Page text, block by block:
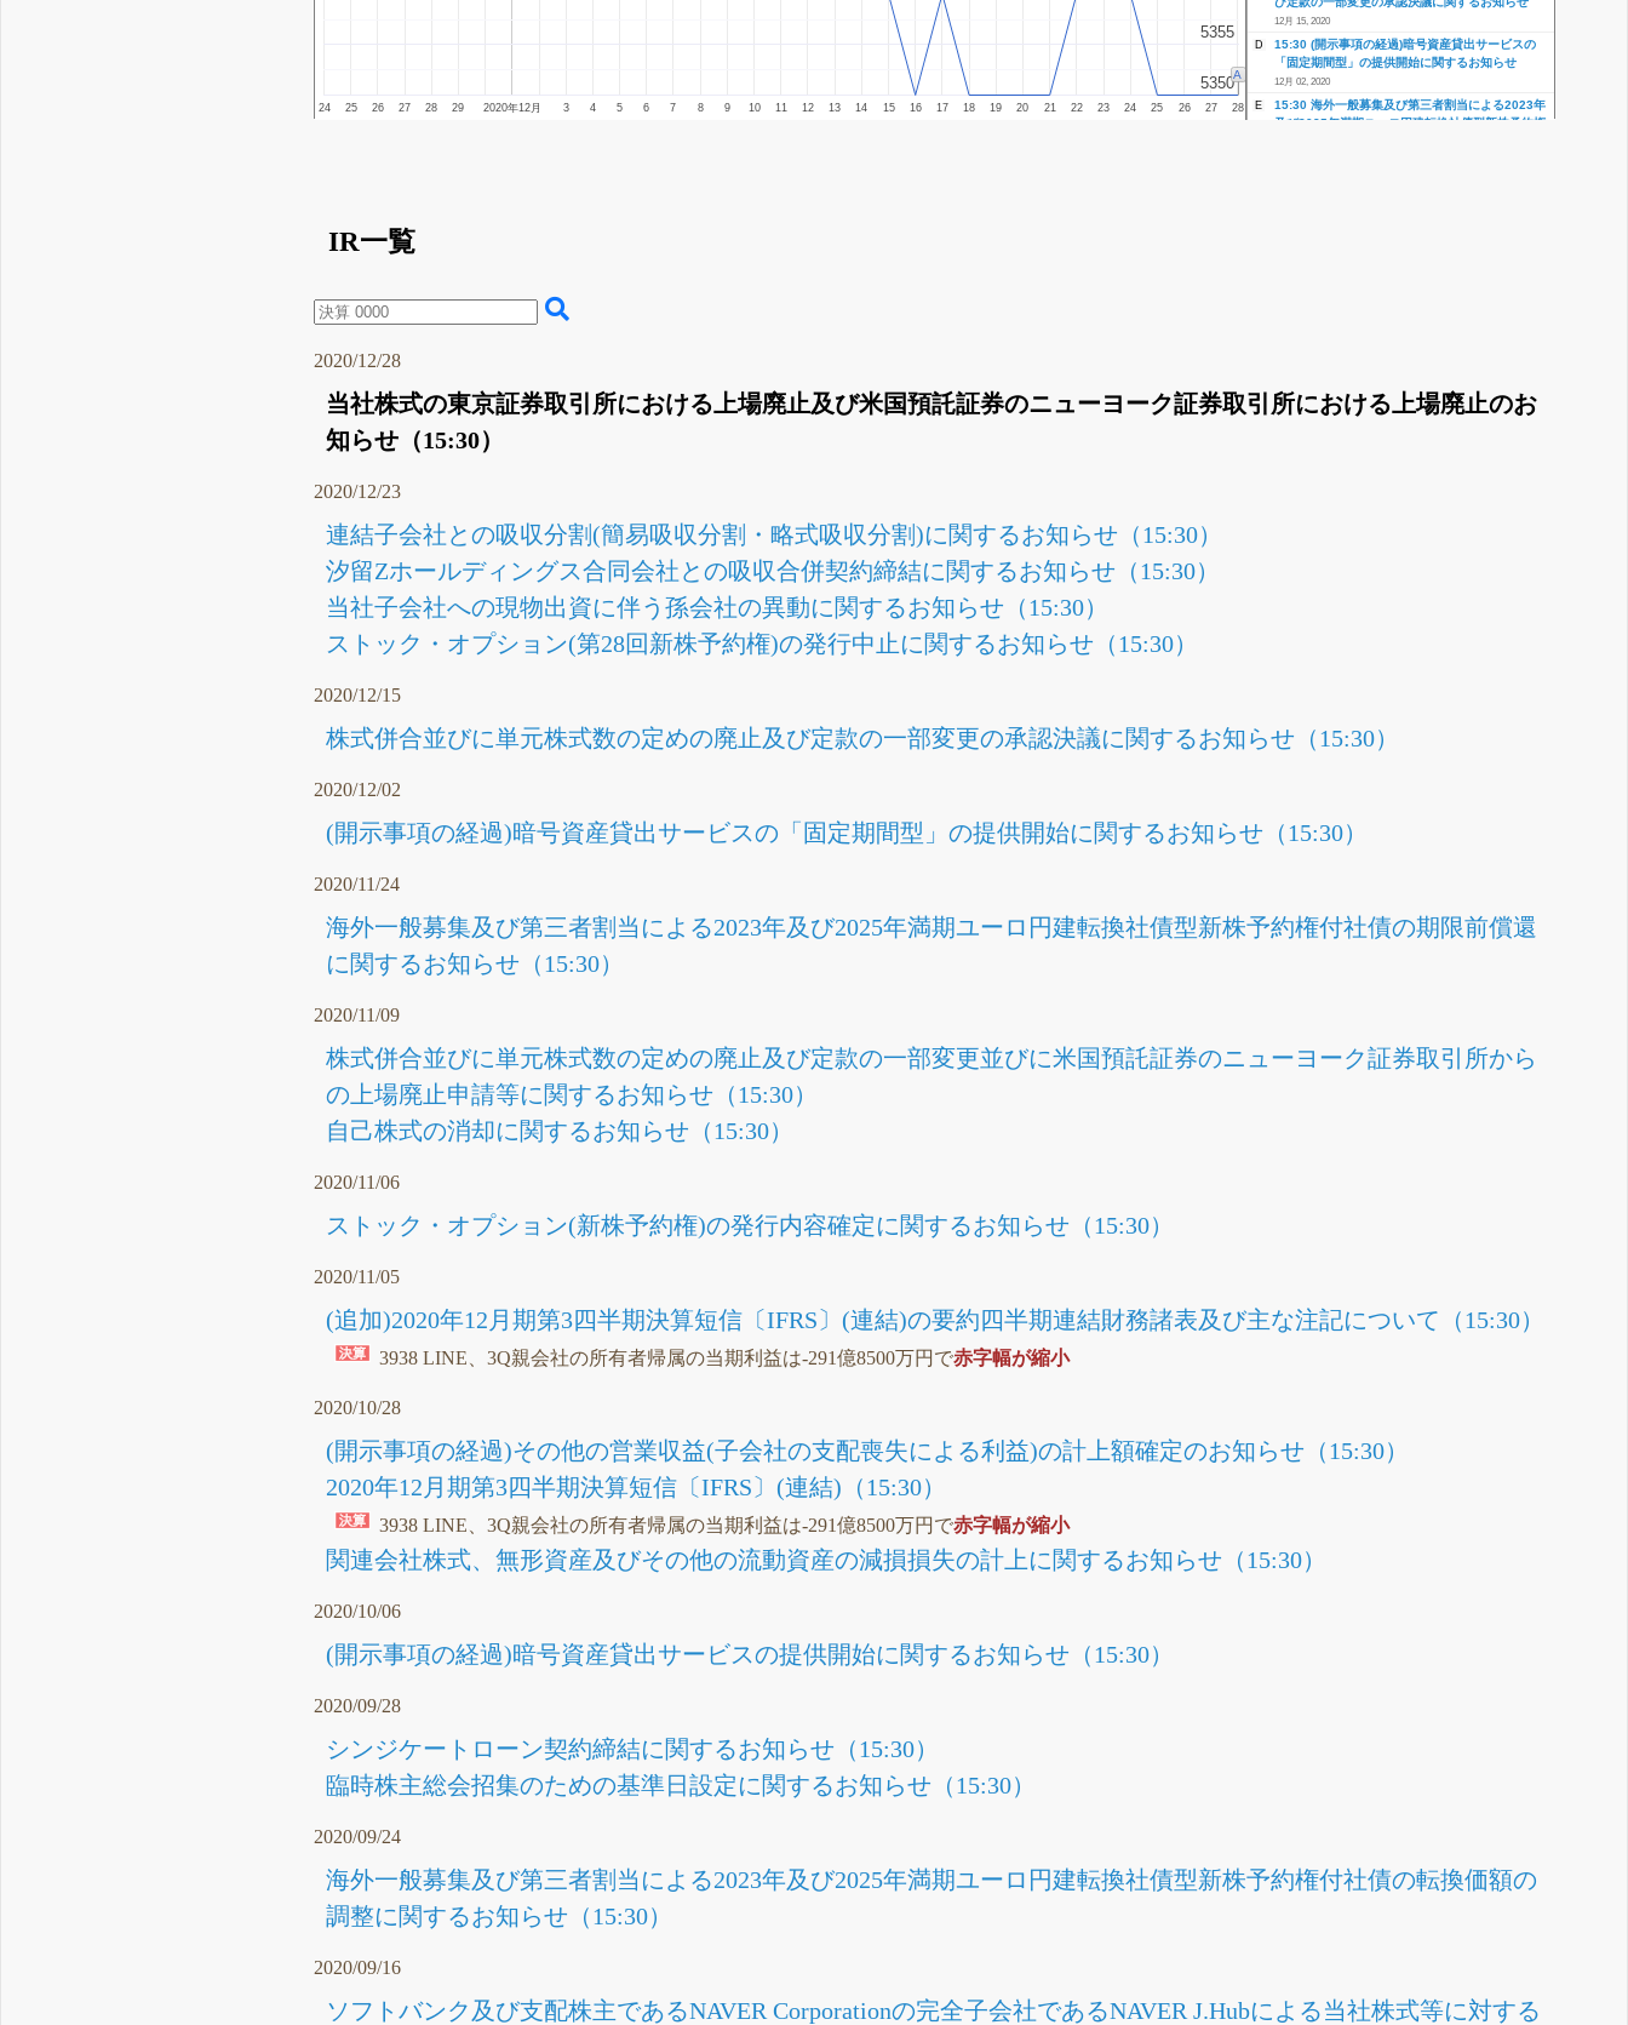
2020年12月
24 25 26 27 28 29 3 4 5 6 7 8 9 10 11 12 13 14 15 16 17 18 19 20 21 22 23 24 25 26 27 28
5350
5350
5355
5355
A
12月 15, 2020
D
15:30 (開示事項の経過)暗号資産貸出サービスの
「固定期間型」の提供開始に関するお知らせ
12月 02, 2020
E
15:30 海外一般募集及び第三者割当による2023年
及び2025年満期ユーロ円建転換社債型新株予約権
IR一覧
2020/12/28
当社株式の東京証券取引所における上場廃止及び米国預託証券のニューヨーク証券取引所における上場廃止のお
知らせ（15:30）
2020/12/23
連結子会社との吸収分割(簡易吸収分割・略式吸収分割)に関するお知らせ（15:30）
汐留Zホールディングス合同会社との吸収合併契約締結に関するお知らせ（15:30）
当社子会社への現物出資に伴う孫会社の異動に関するお知らせ（15:30）
ストック・オプション(第28回新株予約権)の発行中止に関するお知らせ（15:30）
2020/12/15
株式併合並びに単元株式数の定めの廃止及び定款の一部変更の承認決議に関するお知らせ（15:30）
2020/12/02
(開示事項の経過)暗号資産貸出サービスの「固定期間型」の提供開始に関するお知らせ（15:30）
2020/11/24
海外一般募集及び第三者割当による2023年及び2025年満期ユーロ円建転換社債型新株予約権付社債の期限前償還
に関するお知らせ（15:30）
2020/11/09
株式併合並びに単元株式数の定めの廃止及び定款の一部変更並びに米国預託証券のニューヨーク証券取引所から
の上場廃止申請等に関するお知らせ（15:30）
自己株式の消却に関するお知らせ（15:30）
2020/11/06
ストック・オプション(新株予約権)の発行内容確定に関するお知らせ（15:30）
2020/11/05
(追加)2020年12月期第3四半期決算短信〔IFRS〕(連結)の要約四半期連結財務諸表及び主な注記について（15:30）
3938 LINE、3Q親会社の所有者帰属の当期利益は-291億8500万円で赤字幅が縮小
2020/10/28
(開示事項の経過)その他の営業収益(子会社の支配喪失による利益)の計上額確定のお知らせ（15:30）
2020年12月期第3四半期決算短信〔IFRS〕(連結)（15:30）
3938 LINE、3Q親会社の所有者帰属の当期利益は-291億8500万円で赤字幅が縮小
関連会社株式、無形資産及びその他の流動資産の減損損失の計上に関するお知らせ（15:30）
2020/10/06
(開示事項の経過)暗号資産貸出サービスの提供開始に関するお知らせ（15:30）
2020/09/28
シンジケートローン契約締結に関するお知らせ（15:30）
臨時株主総会招集のための基準日設定に関するお知らせ（15:30）
2020/09/24
海外一般募集及び第三者割当による2023年及び2025年満期ユーロ円建転換社債型新株予約権付社債の転換価額の
調整に関するお知らせ（15:30）
2020/09/16
ソフトバンク及び支配株主であるNAVER Corporationの完全子会社であるNAVER J.Hubによる当社株式等に対する